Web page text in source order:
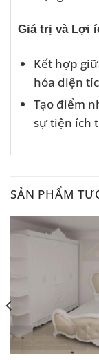
Giá trị và Lợi
Kết hợp
hóa diện
Tạo điểm
sự tiện ích
SẢN PHẨM